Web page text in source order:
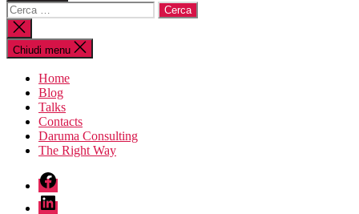
Cerca:
Chiudi
la
ricerca
Chiudi menu
Home
Blog
Talks
Contacts
Daruma Consulting
The Right Way
fb
linkedin